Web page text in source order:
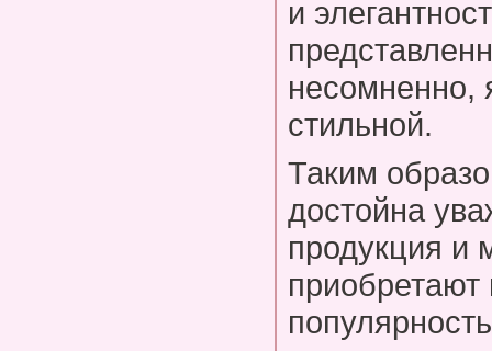
и
несомненно,
стильной.
Таким
достойна
продукция и